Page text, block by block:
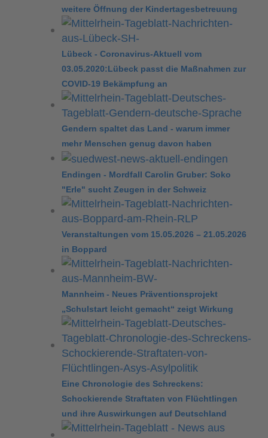
weitere Öffnung der Kindertagesbetreuung
Lübeck - Coronavirus-Aktuell vom
03.05.2020:Lübeck passt die Maßnahmen zur
COVID-19 Bekämpfung an
Gendern spaltet das Land - warum immer
mehr Menschen genug davon haben
Endingen - Mordfall Carolin Gruber: Soko
"Erle" sucht Zeugen in der Schweiz
Veranstaltungen vom 15.05.2026 – 21.05.2026
in Boppard
Mannheim - Neues Präventionsprojekt
„Schulstart leicht gemacht“ zeigt Wirkung
Eine Chronologie des Schreckens:
Schockierende Straftaten von Flüchtlingen
und ihre Auswirkungen auf Deutschland